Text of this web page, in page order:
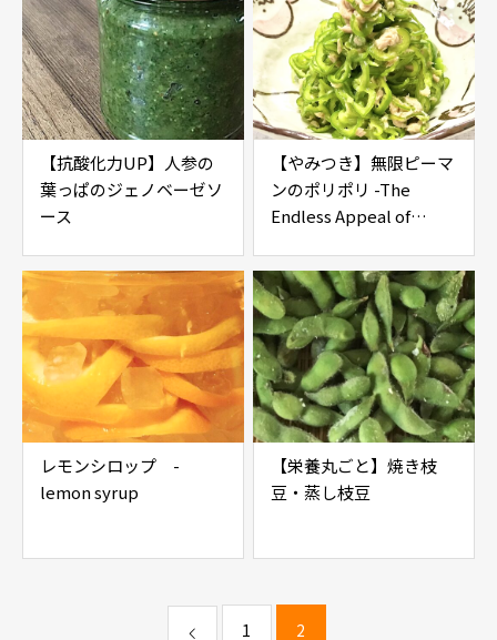
【抗酸化力UP】人参の
葉っぱのジェノベーゼソ
ース
【やみつき】無限ピーマ
ンのポリポリ -The
Endless Appeal of
レモンシロップ -
lemon syrup
【栄養丸ごと】焼き枝
豆・蒸し枝豆
1 2